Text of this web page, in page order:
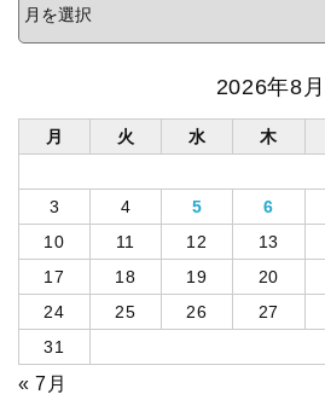
2026年8月
月 火 水 木
3
4 5 6
10
11 12 13
17
18 19 20
24
25 26 27
31
« 7月